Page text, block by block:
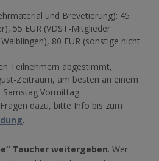
und Brevetierung): 45
55 EUR (VDST-Mitglieder
80 EUR (sonstige nicht
Teilnehmern abgestimmt,
Zeitraum, am besten an einem
Vormittag.
dazu, bitte Info bis zum
.
Taucher weitergeben. Wer